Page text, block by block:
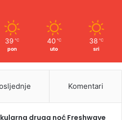
39 ℃
pon
40 ℃
uto
38 ℃
sri
Komentari
druga noć Freshwave